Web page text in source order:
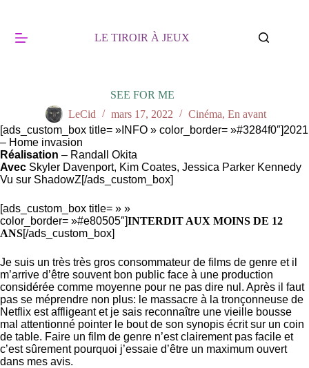
LE TIROIR À JEUX
SEE FOR ME
LeCid
mars 17, 2022 Cinéma,En avant
[ads_custom_box title= »INFO » color_border= »#3284f0″]2021
– Home invasion
Réalisation – Randall Okita
Avec Skyler Davenport, Kim Coates, Jessica Parker Kennedy
Vu sur ShadowZ[/ads_custom_box]
[ads_custom_box title= » »
color_border= »#e80505″]INTERDIT AUX MOINS DE 12
ANS[/ads_custom_box]
Je suis un très très gros consommateur de films de genre et il
m’arrive d’être souvent bon public face à une production
considérée comme moyenne pour ne pas dire nul. Après il faut
pas se méprendre non plus: le massacre à la tronçonneuse de
Netflix est affligeant et je sais reconnaître une vieille bousse
mal attentionné pointer le bout de son synopis écrit sur un coin
de table. Faire un film de genre n’est clairement pas facile et
c’est sûrement pourquoi j’essaie d’être un maximum ouvert
dans mes avis.